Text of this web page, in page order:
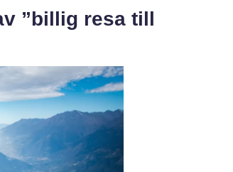
”billig resa till